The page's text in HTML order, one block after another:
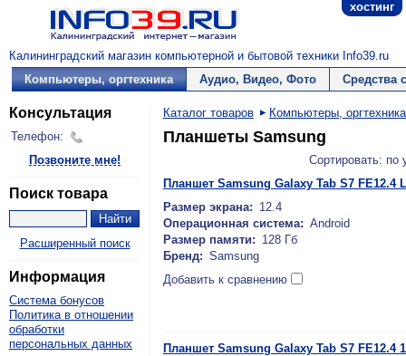
хостинг
Калининградский магазин компьютерной и бытовой техники Info39.ru
Компьютеры, оргтехника
Аудио, Видео, Фото Средства
Консультация
Телефон:
Позвоните мне!
Поиск товара
Расширенный поиск
Информация
Система бонусов
Политика в отношении
обработки
персональных данных
Каталог товаров Компьютеры, оргтехника
Планшеты Samsung
Сортировать:
Планшет Samsung Galaxy Tab S7 FE12.4
Размер экрана: 12.4
Операционная система: Android
Размер памяти: 128 Гб
Бренд: Samsung
Добавить к сравнению
Планшет Samsung Galaxy Tab S7 FE12.4